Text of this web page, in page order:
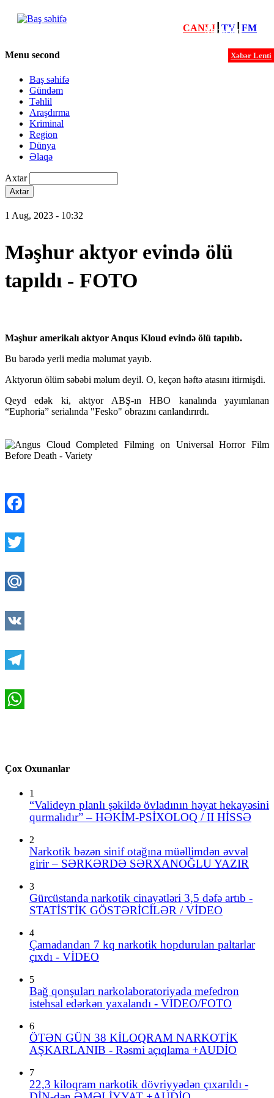
Xəbərlər
Xəbər Lenti
CANLI┃ TV┃ FM
Menu second
Baş səhifə
Gündəm
Təhlil
Araşdırma
Kriminal
Region
Dünya
Əlaqə
Axtar
1 Aug, 2023 - 10:32
Məşhur aktyor evində ölü
tapıldı - FOTO
Məşhur amerikalı aktyor Anqus Kloud evində ölü tapılıb.
Bu barədə yerli media məlumat yayıb.
Aktyorun ölüm səbəbi məlum deyil. O, keçən həftə atasını itirmişdi.
Qeyd edək ki, aktyor ABŞ-ın HBO kanalında yayımlanan
“Euphoria” serialında "Fesko" obrazını canlandırırdı.
Çox Oxunanlar
1
“Valideyn planlı şəkildə övladının həyat hekayəsini
qurmalıdır” – HƏKİM-PSİXOLOQ / II HİSSƏ
2
Narkotik bəzən sinif otağına müəllimdən əvvəl
girir – SƏRKƏRDƏ SƏRXANOĞLU YAZIR
3
Gürcüstanda narkotik cinayətləri 3,5 dəfə artıb -
STATİSTİK GÖSTƏRİCİLƏR / VİDEO
4
Çamadandan 7 kq narkotik hopdurulan paltarlar
çıxdı - VİDEO
5
Bağ qonşuları narkolaboratoriyada mefedron
istehsal edərkən yaxalandı - VIDEO/FOTO
6
ÖTƏN GÜN 38 KİLOQRAM NARKOTİK
AŞKARLANIB - Rəsmi açıqlama +AUDİO
7
22,3 kiloqram narkotik dövriyyədən çıxarıldı -